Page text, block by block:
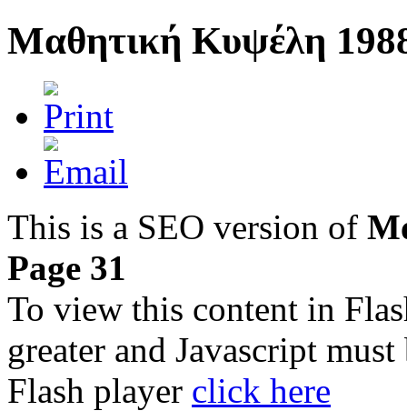
Μαθητική Κυψέλη
This is a SEO version of
Page 31
To view this content in
greater and Javascript
Flash player click here